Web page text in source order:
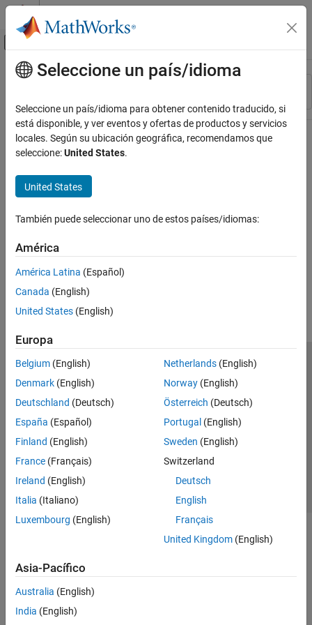
Saltar al contenido
Mostrar/ocultar menú de navegación
Recurso
Contenido principal
Seleccione un país/idioma
Seleccione un país/idioma para obtener contenido traducido, si
está disponible, y ver eventos y ofertas de productos y servicios
locales. Según su ubicación geográfica, recomendamos que
seleccione:United States.
United States
También puede seleccionar uno de estos países/idiomas:
América
América Latina (Español)
Canada (English)
United States (English)
Europa
Belgium (English)
Denmark (English)
Deutschland (Deutsch)
España (Español)
Finland (English)
France (Français)
Ireland (English)
Italia (Italiano)
Luxembourg (English)
Netherlands(English)
Norway(English)
Österreich (Deutsch)
Portugal (English)
Sweden (English)
Switzerland
Deutsch
English
Français
United Kingdom(English)
Asia-Pacífico
Australia (English)
India (English)
Centro de confianza
Marcas comerciales
Política de privacidad
Antipiratería
Estado de las aplicaciones
Información de contacto
© 1994-2026 The MathWorks, Inc.